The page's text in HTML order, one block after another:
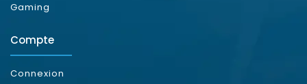
Gaming
Compte
Connexion